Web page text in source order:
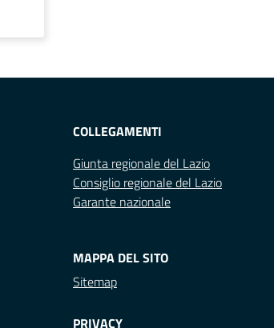
COLLEGAMENTI
Giunta regionale del Lazio
Consiglio regionale del Lazio
Garante nazionale
MAPPA DEL SITO
Sitemap
PRIVACY